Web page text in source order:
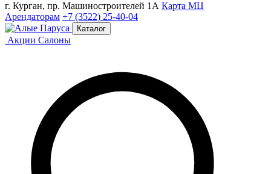
г. Курган, пр. Машиностроителей 1А Карта МЦ
Арендаторам +7 (3522) 25-40-04
Каталог
Акции Салоны